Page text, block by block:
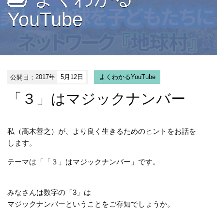
YouTube
公開日：2017年 5月12日 よくわかるYouTube
「３」はマジックナンバー
私（高木善之）が、より良く生きるためのヒントをお話を
します。
テーマは「「３」はマジックナンバー」です。
みなさんは数字の「3」は
マジックナンバーということをご存知でしょうか。